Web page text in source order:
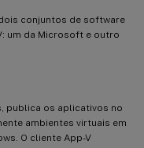
conjuntos de software
um da Microsoft e outro
publica os aplicativos no
ambientes virtuais em
O cliente App-V